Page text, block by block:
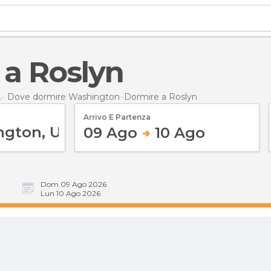
a Roslyn
Dove dormire Washington Dormire a Roslyn
Arrivo E Partenza
09 Ago 10 Ago
Dom 09 Ago 2026
Lun 10 Ago 2026